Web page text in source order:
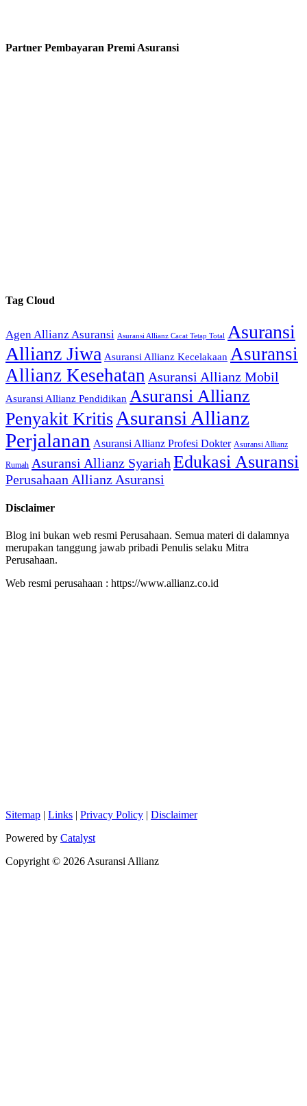
Partner Pembayaran Premi Asuransi
Tag Cloud
Agen Allianz Asuransi Asuransi Allianz Cacat Tetap Total
Asuransi
Allianz Jiwa Asuransi Allianz Kecelakaan Asuransi
Allianz Kesehatan Asuransi Allianz Mobil
Asuransi Allianz Pendidikan Asuransi Allianz
Penyakit Kritis Asuransi Allianz
Perjalanan Asuransi Allianz Profesi Dokter Asuransi Allianz
Rumah Asuransi Allianz Syariah Edukasi Asuransi
Perusahaan Allianz Asuransi
Disclaimer
Blog ini bukan web resmi Perusahaan. Semua materi di dalamnya
merupakan tanggung jawab pribadi Penulis selaku Mitra
Perusahaan.
Web resmi perusahaan : https://www.allianz.co.id
Sitemap | Links | Privacy Policy | Disclaimer
Powered by Catalyst
Copyright © 2026 Asuransi Allianz